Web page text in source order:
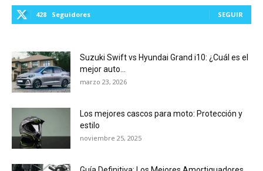
428 Seguidores SEGUIR
Suzuki Swift vs Hyundai Grand i10: ¿Cuál es el
mejor auto...
marzo 23, 2026
Los mejores cascos para moto: Protección y
estilo
noviembre 25, 2025